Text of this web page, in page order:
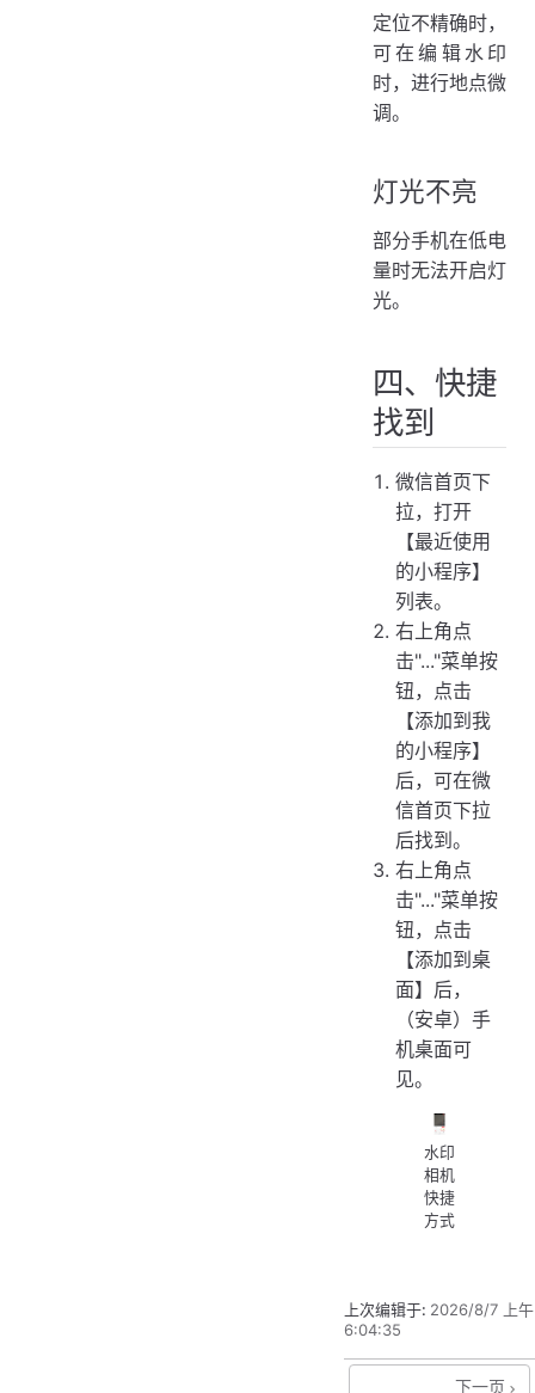
定位不精确时，
可在编辑水印
时，进行地点微
调。
灯光不亮
部分手机在低电
量时无法开启灯
光。
四、快捷
找到
微信首页下
拉，打开
【最近使用
的小程序】
列表。
右上角点
击"..."菜单按
钮，点击
【添加到我
的小程序】
后，可在微
信首页下拉
后找到。
右上角点
击"..."菜单按
钮，点击
【添加到桌
面】后，
（安卓）手
机桌面可
见。
水印
相机
快捷
方式
上次编辑于: 2026/8/7 上午
6:04:35
下一页